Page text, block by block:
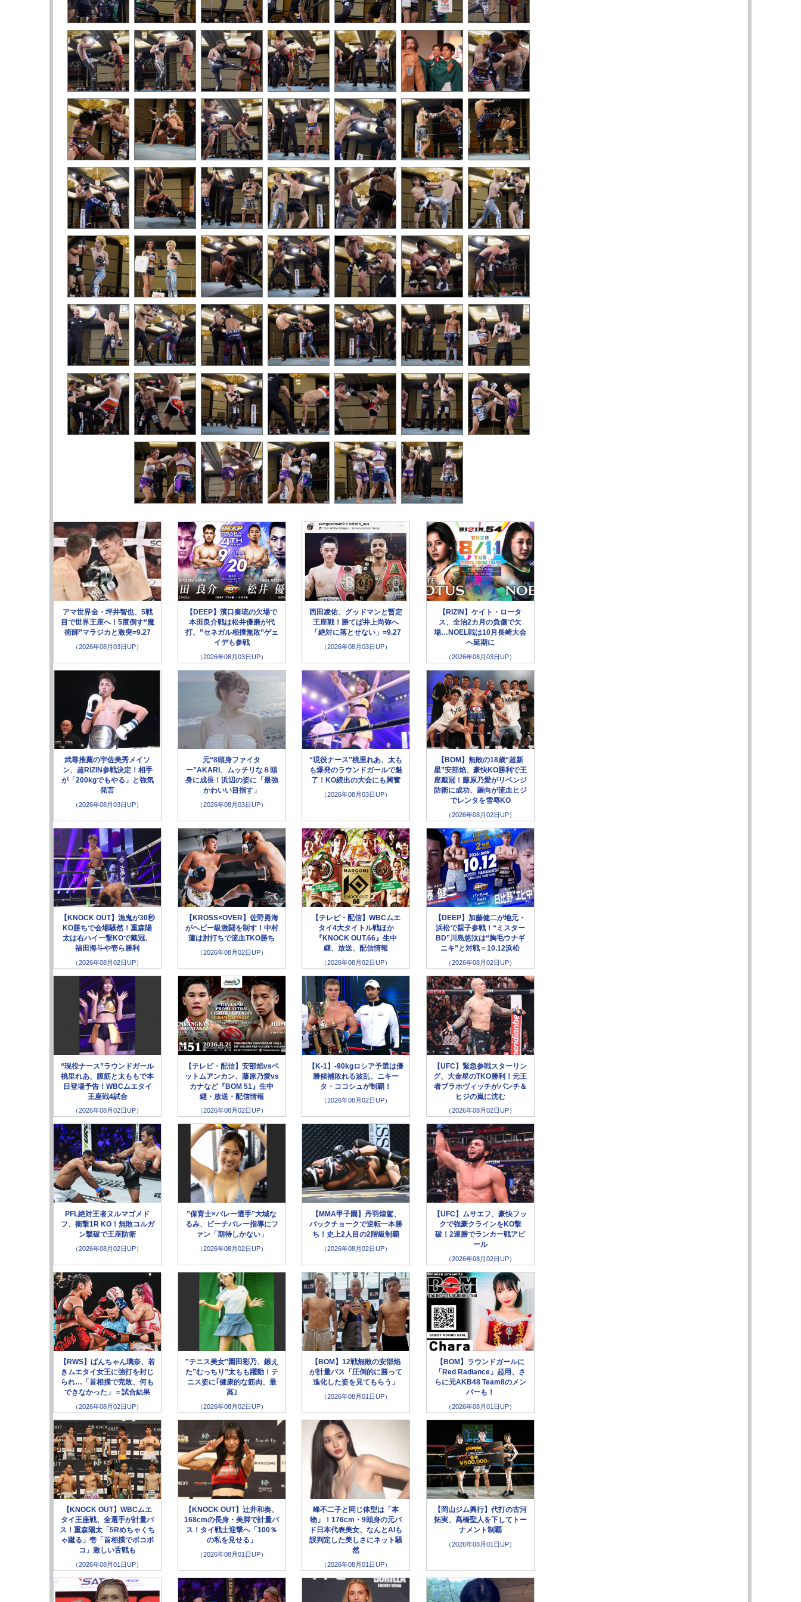
アマ世界金・坪井智也、5戦
目で世界王座へ！5度倒す“魔
術師”マラジカと激突=9.27
（2026年08月03日UP）
【DEEP】濱口奏琉の欠場で
本田良介戦は松井優磨が代
打、”セネガル相撲無敗”ゲェ
イデも参戦
（2026年08月03日UP）
西田凌佑、グッドマンと暫定
王座戦！勝てば井上尚弥へ
「絶対に落とせない」=9.27
（2026年08月03日UP）
【RIZIN】ケイト・ロータ
ス、全治2カ月の負傷で欠
場…NOEL戦は10月長崎大会
へ延期に
（2026年08月03日UP）
武尊推薦の宇佐美秀メイソ
ン、超RIZIN参戦決定！相手
が「200kgでもやる」と強気
発言
（2026年08月03日UP）
元“8頭身ファイタ
ー”AKARI、ムッチリな８頭
身に成長！浜辺の姿に「最強
かわいい目指す」
（2026年08月03日UP）
“現役ナース”桃里れあ、太も
も爆発のラウンドガールで魅
了！KO続出の大会にも興奮
（2026年08月03日UP）
【BOM】無敗の18歳“超新
星”安部焰、豪快KO勝利で王
座戴冠！藤原乃愛がリベンジ
防衛に成功、羅向が流血ヒジ
でレンタを雪辱KO
（2026年08月02日UP）
【KNOCK OUT】漁鬼が30秒
KO勝ちで会場騒然！重森陽
太は右ハイ一撃KOで戴冠、
福田海斗や壱ら勝利
（2026年08月02日UP）
【KROSS×OVER】佐野勇海
がヘビー級激闘を制す！中村
蓮は肘打ちで流血TKO勝ち
（2026年08月02日UP）
【テレビ・配信】WBCムエ
タイ4大タイトル戦ほか
『KNOCK OUT.66』生中
継、放送、配信情報
（2026年08月02日UP）
【DEEP】加藤健二が地元・
浜松で親子参戦！“ミスター
BD”川島悠汰は“胸毛ウナギ
ニキ”と対戦＝10.12浜松
（2026年08月02日UP）
“現役ナース”ラウンドガール
桃里れあ、腹筋と太ももで本
日登場予告！WBCムエタイ
王座戦4試合
（2026年08月02日UP）
【テレビ・配信】安部焰vsペ
ットムアンカン、藤原乃愛vs
カナなど『BOM 51』生中
継・放送・配信情報
（2026年08月02日UP）
【K-1】-90kgロシア予選は優
勝候補敗れる波乱、ニキー
タ・ココシュが制覇！
（2026年08月02日UP）
【UFC】緊急参戦スターリン
グ、大金星のTKO勝利！元王
者ブラホヴィッチがパンチ＆
ヒジの嵐に沈む
（2026年08月02日UP）
PFL絶対王者ヌルマゴメド
フ、衝撃1R KO！無敗コルガ
ン撃破で王座防衛
（2026年08月02日UP）
”保育士×バレー選手”大城な
るみ、ビーチバレー指導にフ
ァン「期待しかない」
（2026年08月02日UP）
【MMA甲子園】丹羽煌駕、
バックチョークで逆転一本勝
ち！史上2人目の2階級制覇
（2026年08月02日UP）
【UFC】ムサエフ、豪快フッ
クで強豪クラインをKO撃
破！2連勝でランカー戦アピ
ール
（2026年08月02日UP）
【RWS】ぱんちゃん璃奈、若
きムエタイ女王に強打を封じ
られ…「首相撲で完敗、何も
できなかった」＝試合結果
（2026年08月02日UP）
”テニス美女”園田彩乃、鍛え
た”むっちり”太もも躍動！テ
ニス姿に｢健康的な筋肉、最
高｣
（2026年08月02日UP）
【BOM】12戦無敗の安部焰
が計量パス「圧倒的に勝って
進化した姿を見てもらう」
（2026年08月01日UP）
【BOM】ラウンドガールに
「Red Radiance」起用、さ
らに元AKB48 Team8のメン
バーも！
（2026年08月01日UP）
【KNOCK OUT】WBCムエ
タイ王座戦、全選手が計量パ
ス！重森陽太「5Rめちゃくち
ゃ蹴る」壱「首相撲でボコボ
コ」激しい舌戦も
（2026年08月01日UP）
【KNOCK OUT】辻井和奏、
168cmの長身・美脚で計量パ
ス！タイ戦士迎撃へ「100％
の私を見せる」
（2026年08月01日UP）
峰不二子と同じ体型は「本
物」！176cm・9頭身の元バ
ド日本代表美女、なんとAIも
誤判定した美しさにネット騒
然
（2026年08月01日UP）
【岡山ジム興行】代打の古河
拓実、髙橋聖人を下してトー
ナメント制覇
（2026年08月01日UP）